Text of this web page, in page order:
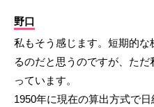
野口
私もそう感じます。短期的
るのだと思うのですが、た
っています。
1950年に現在の算出方式で